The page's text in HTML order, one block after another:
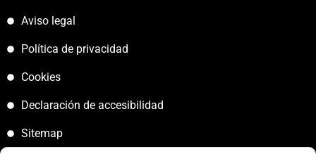
Aviso legal
Política de privacidad
Cookies
Declaración de accesibilidad
Sitemap